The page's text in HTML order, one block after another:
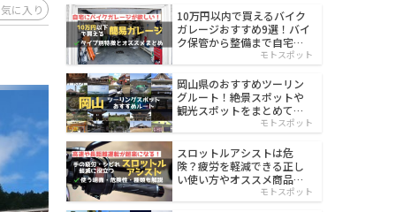
に入り
10万円以内で買えるバイク
ガレージおすすめ9選！バイ
ク保管から整備まで自宅で
モトスポット
岡山県のおすすめツーリン
グルート！絶景スポットや
観光スポットをまとめて紹
モトスポット
スロットルアシストは危
険？疲労を軽減できる正し
い使い方やオススメ商品を
モトスポット